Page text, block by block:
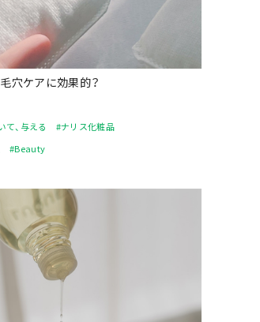
穴ケアに効果的？
て、与える
#ナリス化粧品
#Beauty